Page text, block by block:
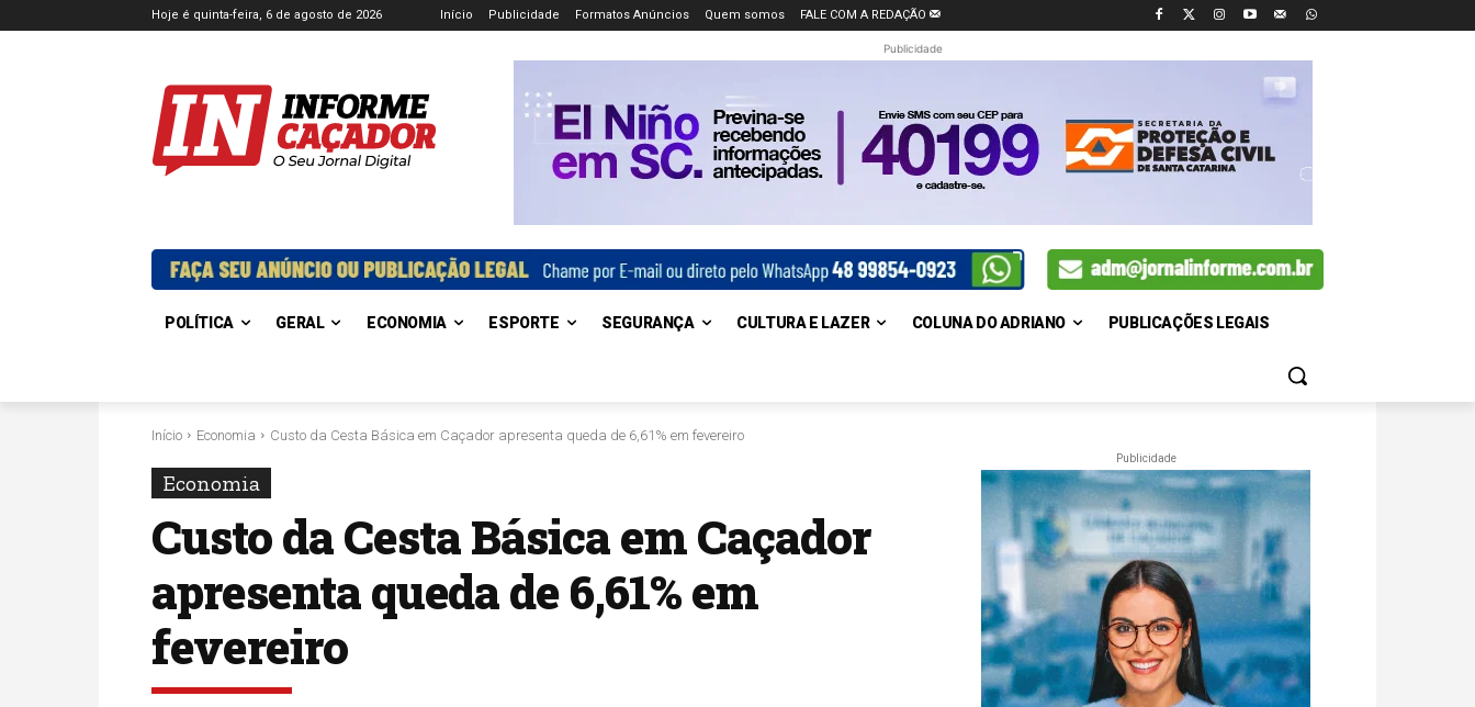
Hoje é quinta-feira, 6 de agosto de 2026 Início Publicidade Formatos Anúncios Quem somos FALE COM A REDAÇÃO
Publicidade
POLÍTICA GERAL ECONOMIA ESPORTE SEGURANÇA CULTURA E LAZER COLUNA DO ADRIANO PUBLICAÇÕES LEGAIS
Início Economia Custo da Cesta Básica em Caçador apresenta queda de 6,61% em fevereiro
Economia
Custo da Cesta Básica em Caçador
apresenta queda de 6,61% em
fevereiro
Publicidade